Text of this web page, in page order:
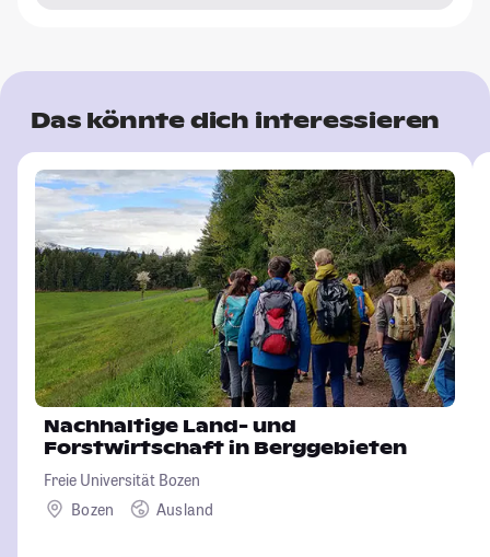
Das könnte dich interessieren
Nachhaltige Land- und
Forstwirtschaft in Berggebieten
Freie Universität Bozen
Bozen
Ausland